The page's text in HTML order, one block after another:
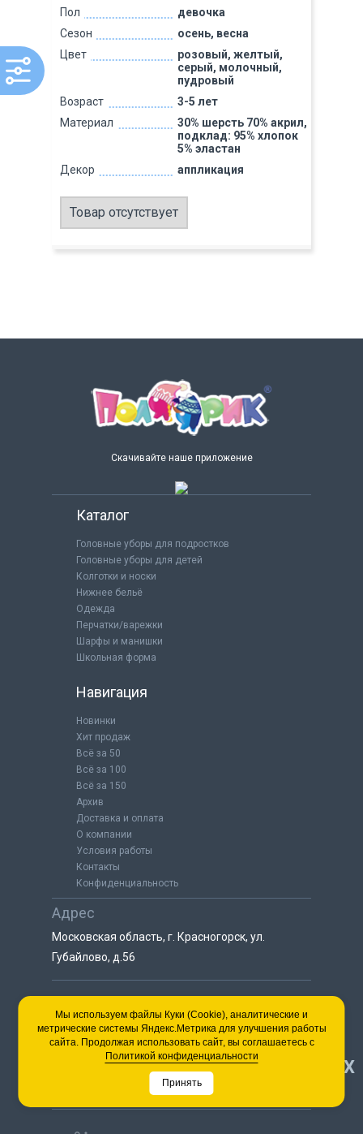
Пол
девочка
Сезон
осень, весна
Цвет
розовый, желтый,
серый, молочный,
пудровый
Возраст
3-5 лет
Материал
30% шерсть 70% акрил,
подклад: 95% хлопок
5% эластан
Декор
аппликация
Товар отсутствует
Скачивайте наше приложение
Каталог
Головные уборы для подростков
Головные уборы для детей
Колготки и носки
Нижнее бельё
Одежда
Перчатки/варежки
Шарфы и манишки
Школьная форма
Навигация
Новинки
Хит продаж
Всё за 50
Всё за 100
Всё за 150
Архив
Доставка и оплата
О компании
Условия работы
Контакты
Конфиденциальность
Адрес
Московская область, г. Красногорск, ул.
Губайлово, д.56
8 (925) 064-55-25
пн-сб с 9:00 до 18:00
8 (495) 563-03-35
пн-сб с 9:00 до 18:00 НАВЕРХ
Мы используем файлы Куки (Cookie), аналитические и
метрические системы Яндекс.Метрика для улучшения работы
сайта. Продолжая использовать сайт, вы соглашаетесь с
Политикой конфиденциальности
Принять